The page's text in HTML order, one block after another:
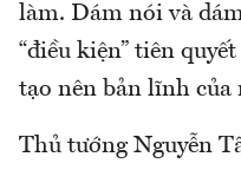
làm. Dám nói và
“điều kiện” tiên
tạo nên bản lĩnh của
Thủ tướng Nguyễn